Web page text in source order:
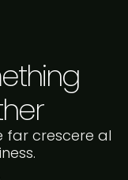
far crescere al